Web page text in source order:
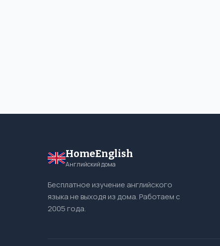
HomeEnglish
Английский дома
Бесплатное изучение английского
языка не выходя из дома. Работаем с
2005 года.